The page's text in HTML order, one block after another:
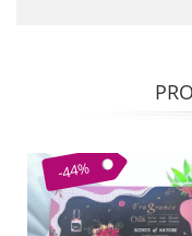
-44%